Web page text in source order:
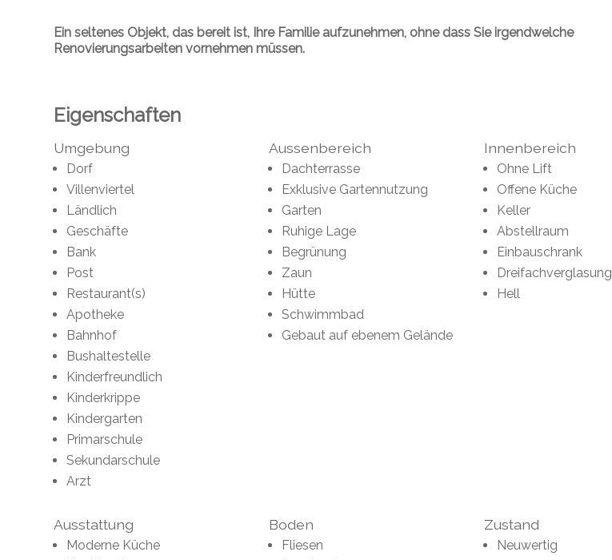
Ein seltenes Objekt, das bereit ist, Ihre Familie aufzunehmen, ohne dass Sie irgendwelche
Renovierungsarbeiten vornehmen müssen.
Eigenschaften
Umgebung
Dorf
Villenviertel
Ländlich
Geschäfte
Bank
Post
Restaurant(s)
Apotheke
Bahnhof
Bushaltestelle
Kinderfreundlich
Kinderkrippe
Kindergarten
Primarschule
Sekundarschule
Arzt
Aussenbereich
Dachterrasse
Exklusive Gartennutzung
Garten
Ruhige Lage
Begrünung
Zaun
Hütte
Schwimmbad
Gebaut auf ebenem Gelände
Innenbereich
Ohne Lift
Offene Küche
Keller
Abstellraum
Einbauschrank
Dreifachverglasung
Hell
Ausstattung
Moderne Küche
Boden
Fliesen
Zustand
Neuwertig